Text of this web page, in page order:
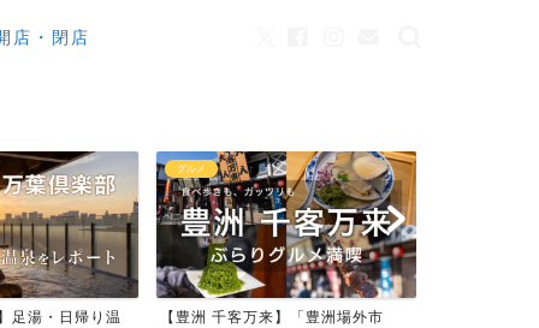
店・閉店
温
【豊洲 千客万来】「豊洲場外市
カフェ
ワンちゃんOK！豊洲のカ